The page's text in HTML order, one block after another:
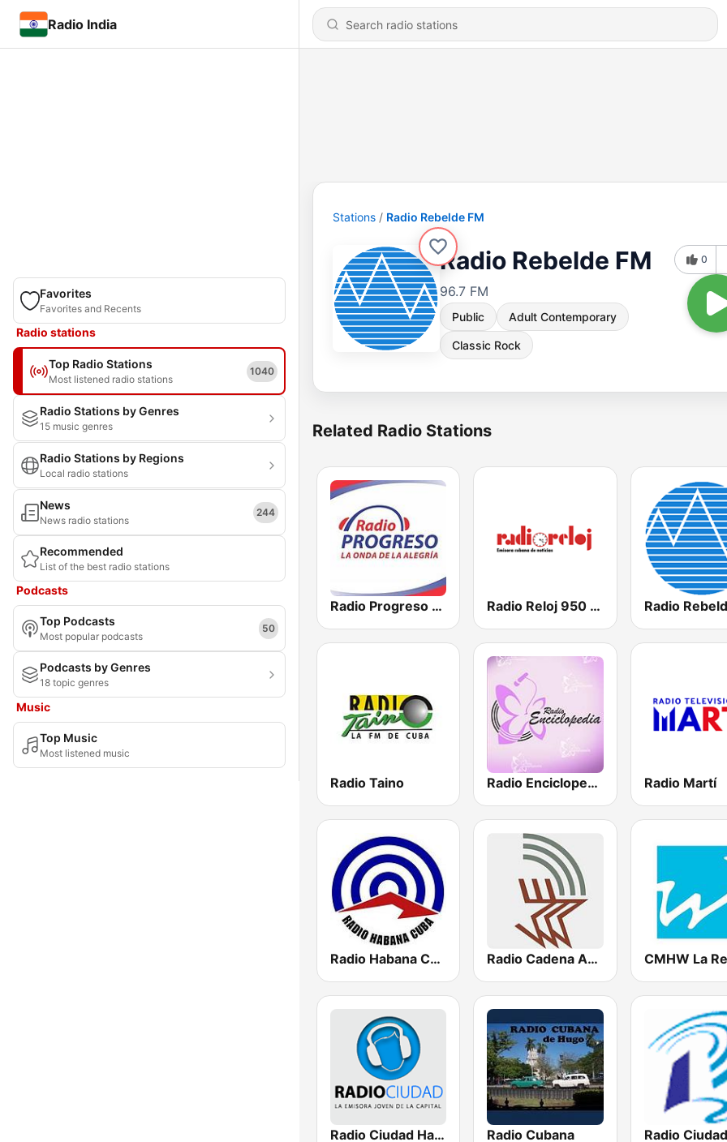
Radio India
Favorites
Favorites and Recents
Radio stations
Top Radio Stations
Most listened radio stations
1040
Radio Stations by Genres
15 music genres
Radio Stations by Regions
Local radio stations
News
News radio stations
244
Recommended
List of the best radio stations
Podcasts
Top Podcasts
Most popular podcasts
50
Podcasts by Genres
18 topic genres
Music
Top Music
Most listened music
Stations Radio Rebelde FM
Radio Rebelde FM
96.7 FM
Public Adult Contemporary
Classic Rock
0
Related Radio Stations
Radio Progreso 90.3 FM Radio Reloj 950 AM
Radio Taino Radio Enciclopedia Radio Martí
Radio Habana Cuba Radio Cadena Agramonte
Radio Ciudad Habana Radio Cubana